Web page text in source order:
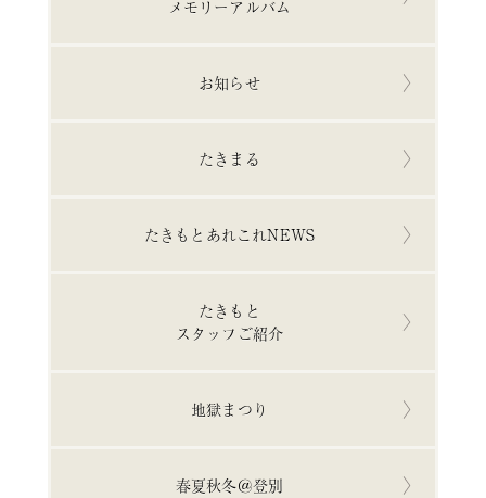
メモリーアルバム
お知らせ
たきまる
たきもとあれこれNEWS
たきもと
スタッフご紹介
地獄まつり
春夏秋冬＠登別